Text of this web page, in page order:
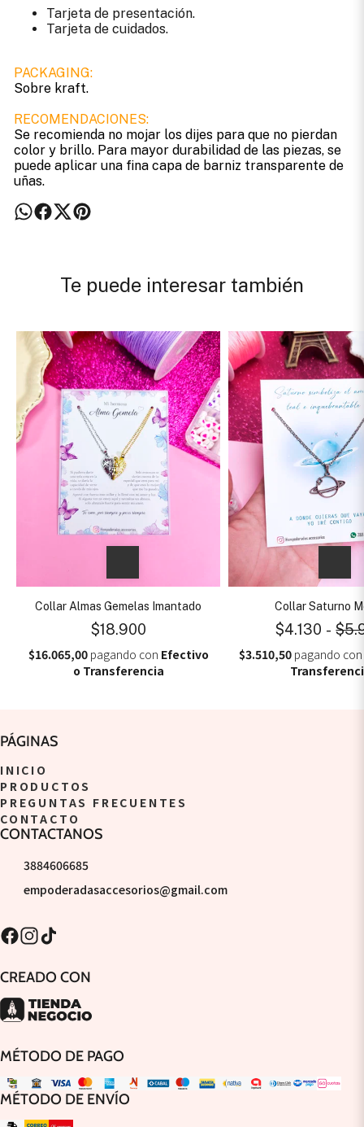
Tarjeta de presentación.
Tarjeta de cuidados.
PACKAGING:
Sobre kraft.
RECOMENDACIONES:
Se recomienda no mojar los dijes para que no pierdan
color y brillo. Para mayor durabilidad de las piezas, se
puede aplicar una fina capa de barniz transparente de
uñas.
Te puede interesar también
Collar Almas Gemelas Imantado
$18.900
$16.065,00pagando con Efectivo
o Transferencia
Collar Saturno
$4.130 -
$3.510,50pagando con
PÁGINAS
INICIO
PRODUCTOS
PREGUNTAS FRECUENTES
CONTACTO
CONTACTANOS
3884606685
empoderadasaccesorios@gmail.com
CREADO CON
MÉTODO DE PAGO
MÉTODO DE ENVÍO